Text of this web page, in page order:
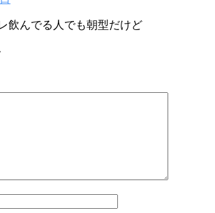
飲んでる人でも朝型だけど